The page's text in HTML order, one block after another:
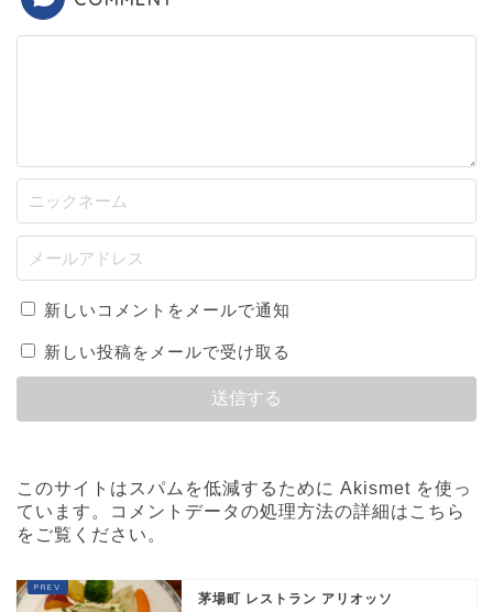
新しいコメントをメールで通知
新しい投稿をメールで受け取る
このサイトはスパムを低減するために Akismet を使っ
ています。
コメントデータの処理方法の詳細はこちら
をご覧ください 。
茅場町 レストラン アリオッソ